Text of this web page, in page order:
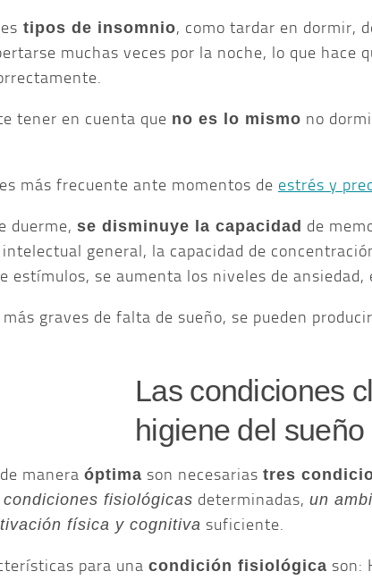
tipos de insomnio, como tardar en dormir,
muchas veces por la noche, lo que hace
tener en cuenta que no es lo mismo no
más frecuente ante momentos de estrés y
duerme, se disminuye la capacidad de
general, la capacidad de
estímulos, se aumenta los niveles de ansiedad,
más graves de falta de sueño, se pueden
Las condiciones
higiene del sueño
manera óptima son necesarias tres
condiciones fisiológicas determinadas, un
física y cognitiva suficiente.
para una condición fisiológica son: